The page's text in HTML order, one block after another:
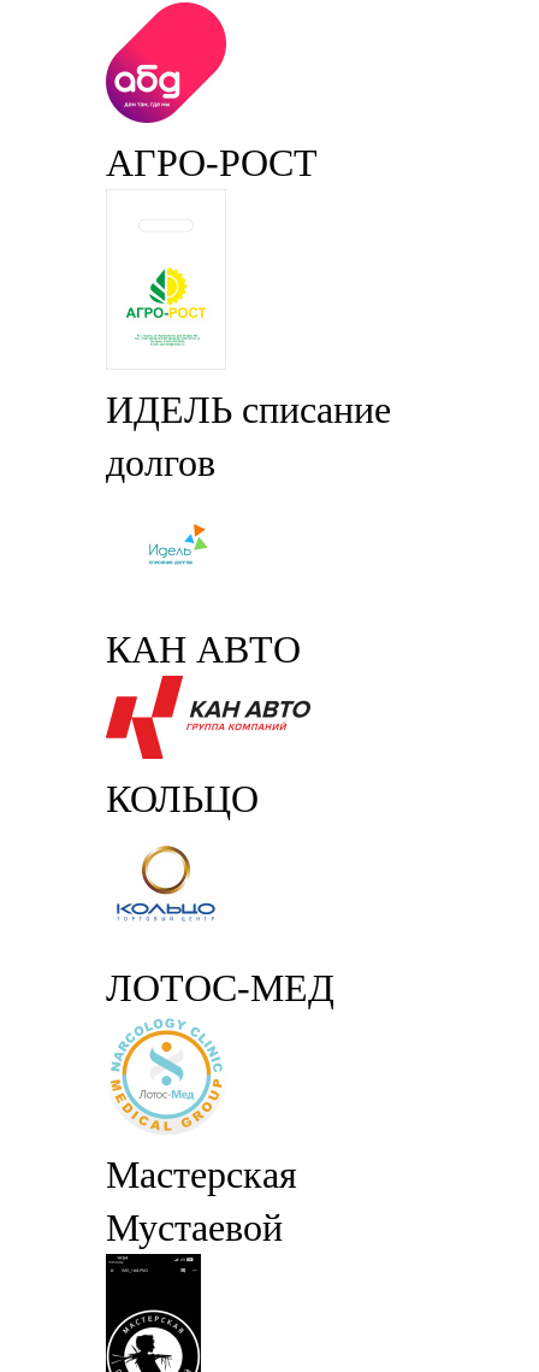
АГРО-РОСТ
ИДЕЛЬ списание
долгов
КАН АВТО
КОЛЬЦО
ЛОТОС-МЕД
Мастерская
Мустаевой